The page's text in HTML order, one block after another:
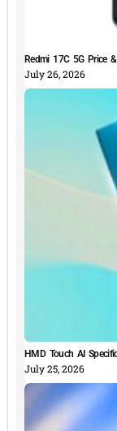
Redmi 17C 5G Price
July 26, 2026
HMD Touch AI
July 25, 2026